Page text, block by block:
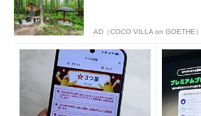
AD（COCO VILLA on GOETHE）